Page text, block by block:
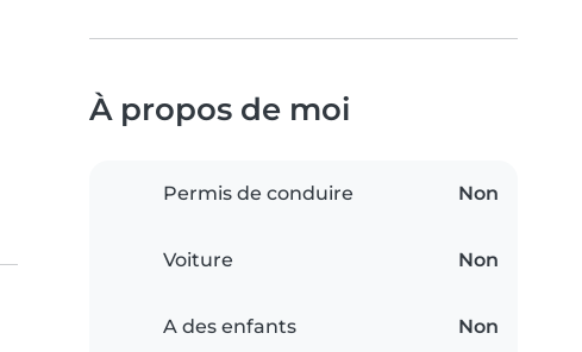
À propos de moi
Permis de conduire Non
Voiture Non
A des enfants Non